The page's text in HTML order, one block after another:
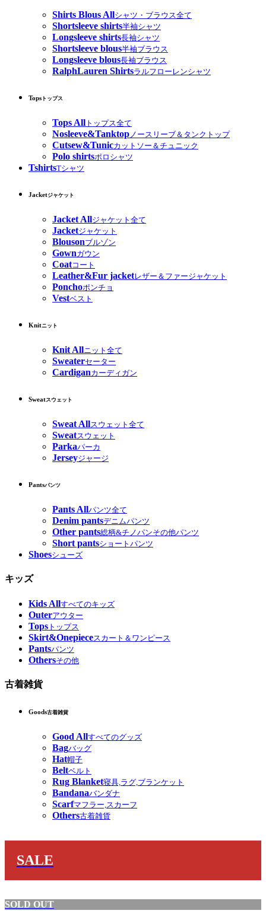
Shirts Blous Allシャツ・ブラウス全て
Shortsleeve shirts半袖シャツ
Longsleeve shirts長袖シャツ
Shortsleeve blous半袖ブラウス
Longsleeve blous長袖ブラウス
RalphLauren Shirtsラルフローレンシャツ
Tops トップス
Tops All トップス全て
Nosleeve&Tanktopノースリーブ＆タンクトップ
Cutsew&Tunicカットソー＆チュニック
Polo shirtsポロシャツ
TshirtsTシャツ
Jacketジャケット
Jacket Allジャケット全て
Jacketジャケット
Blousonブルゾン
Gownガウン
Coatコート
Leather&Fur jacketレザー＆ファージャケット
Ponchoポンチョ
Vestベスト
Knitニット
Knit Allニット全て
Sweaterセーター
Cardiganカーディガン
Sweatスウェット
Sweat Allスウェット全て
Sweatスウェット
Parkaパーカ
Jerseyジャージ
Pantsパンツ
Pants Allパンツ全て
Denim pantsデニムパンツ
Other pants総柄&チノパンその他パンツ
Short pantsショートパンツ
Shoesシューズ
キッズ
Kids Allすべてのキッズ
Outerアウター
Tops トップス
Skirt&Onepieceスカート＆ワンピース
Pantsパンツ
Othersその他
古着雑貨
Goods古着雑貨
Good Allすべてのグッズ
Bagバッグ
Hat帽子
Beltベルト
Rug Blanket寝具,ラグ,ブランケット
Bandanaバンダナ
Scarfマフラー,スカーフ
Others古着雑貨
SALE
SOLD OUT